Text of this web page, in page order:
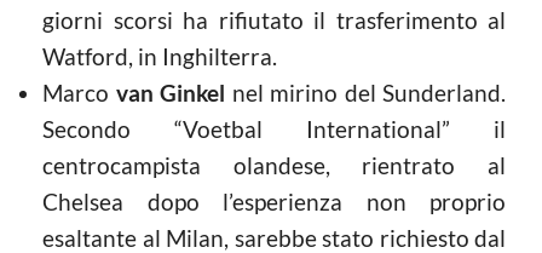
giorni scorsi ha rifiutato il trasferimento al
Watford, in Inghilterra.
Marco van Ginkel nel mirino del Sunderland.
Secondo “Voetbal International” il
centrocampista olandese, rientrato al
Chelsea dopo l’esperienza non proprio
esaltante al Milan, sarebbe stato richiesto dal